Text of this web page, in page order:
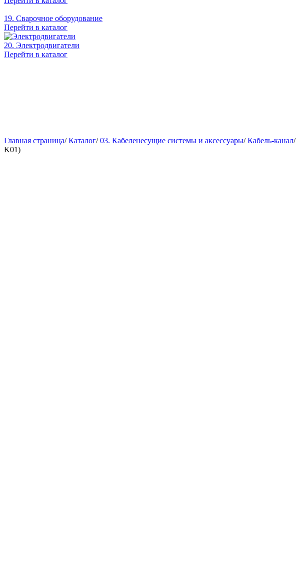
19. Сварочное оборудование
Перейти в каталог
20. Электродвигатели
Перейти в каталог
Главная страница/ Каталог/ 03. Кабеленесущие системы и аксессуары/ Кабель-канал/
K01)